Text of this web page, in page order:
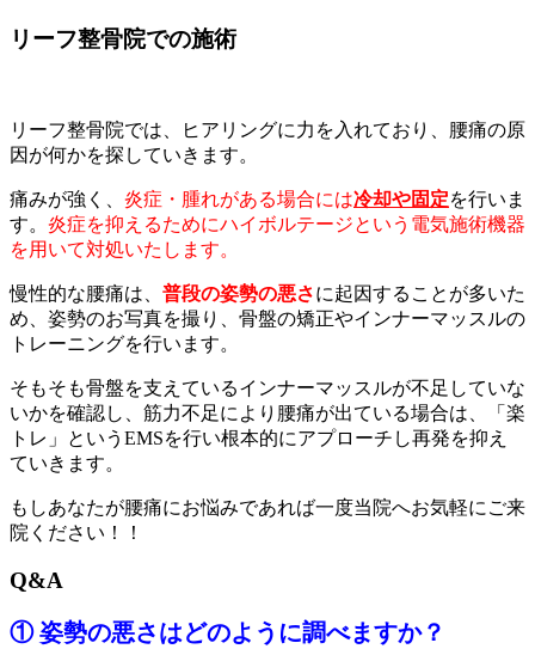
リーフ整骨院での施術
リーフ整骨院では、ヒアリングに力を入れており、腰痛の原
因が何かを探していきます。
痛みが強く、 炎症・腫れがある場合には冷却や固定を行いま
す。 炎症を抑えるためにハイボルテージという電気施術機器
を用いて対処いたします。
慢性的な腰痛は、 普段の姿勢の悪さに起因することが多いた
め、姿勢のお写真を撮り、骨盤の矯正やインナーマッスルの
トレーニングを行います。
そもそも骨盤を支えているインナーマッスルが不足していな
いかを確認し、筋力不足により腰痛が出ている場合は、「楽
トレ」というEMSを行い根本的にアプローチし再発を抑え
ていきます。
もしあなたが腰痛にお悩みであれば一度当院へお気軽にご来
院ください！！
Q&A
① 姿勢の悪さはどのように調べますか？